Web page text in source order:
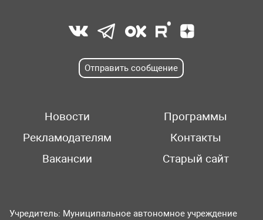
Отправить сообщение
Новости
Программы
Рекламодателям
Контакты
Вакансии
Старый сайт
Учредитель: Муниципальное автономное учреждение